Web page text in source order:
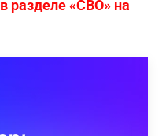
в разделе «СВО» на